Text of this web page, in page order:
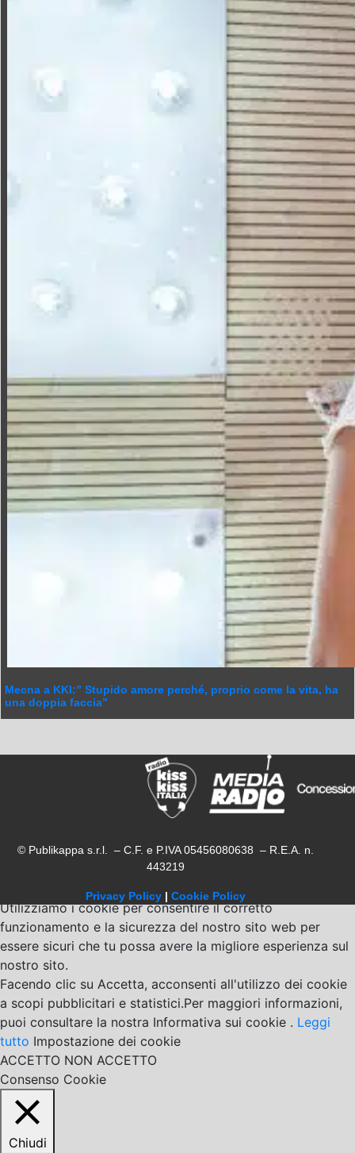
Mecna a KKI:” Stupido amore perché, proprio come la vita, ha
una doppia faccia”
© Publikappa s.r.l. – C.F. e P.IVA 05456080638 – R.E.A. n.
443219
Privacy Policy | Cookie Policy
Utilizziamo i cookie per consentire il corretto
funzionamento e la sicurezza del nostro sito web per
essere sicuri che tu possa avere la migliore esperienza sul
nostro sito.
Facendo clic su Accetta, acconsenti all'utilizzo dei cookie
a scopi pubblicitari e statistici.Per maggiori informazioni,
puoi consultare la nostra Informativa sui cookie . Leggi
tutto Impostazione dei cookie
ACCETTO NON ACCETTO
Consenso Cookie
Chiudi